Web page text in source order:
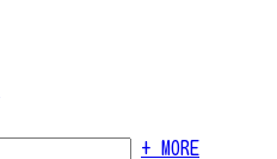
+ MORE